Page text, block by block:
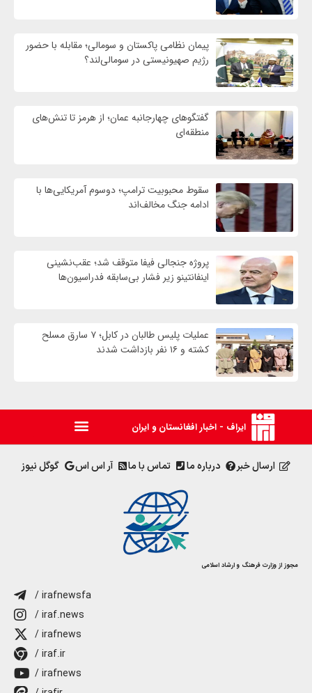
پیمان نظامی پاکستان و سومالی؛ مقابله با حضور
رژيم صهیونیستی در سومالی‌لند؟
گفتگوهای چهارجانبه عمان؛ از هرمز تا تنش‌های
منطقه‌ای
سقوط محبوبیت ترامپ؛ دوسوم آمریکایی‌ها با
ادامه جنگ مخالف‌اند
پروژه جنجالی فیفا متوقف شد؛ عقب‌نشینی
اینفانتینو زیر فشار بی‌سابقه فدراسیون‌ها
عملیات پلیس طالبان در کابل؛ ۷ سارق مسلح
کشته و ۱۶ نفر بازداشت شدند
ایراف - اخبار افغانستان و ایران
ارسال خبر درباره ما تماس با ما آر اس اس گوگل نیوز
مجوز از وزارت فرهنگ و ارشاد اسلامی
/ irafnewsfa
/ iraf.news
/ irafnews
/ iraf.ir
/ irafnews